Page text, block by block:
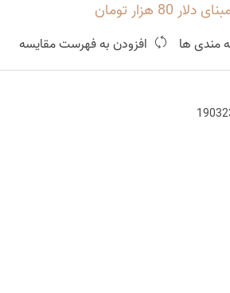
مندی ها افزودن به فهرست مقایسه